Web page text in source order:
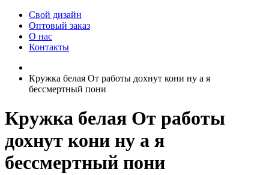
Свой дизайн
Оптовый заказ
О нас
Контакты
Кружка белая От работы дохнут кони ну а я
бессмертный пони
Кружка белая От работы
дохнут кони ну а я
бессмертный пони